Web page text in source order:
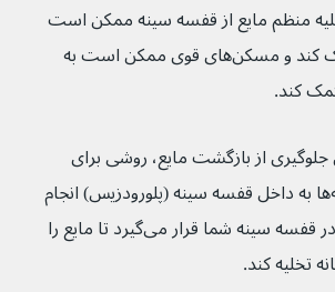
منظم مایع از قفسه سینه ممکن است
به تنفس شما کمک کند و مسکن‌های قوی ممکن است به
کند.
از بازگشت مایع، روشی برای
چسباندن خارج ریه‌ها به داخل قفسه سینه (پلورودزیس) انجام
می‌شود یا لوله‌ای در قفسه سینه شما قرار می‌گیرد تا مایع را
تخلیه کند.